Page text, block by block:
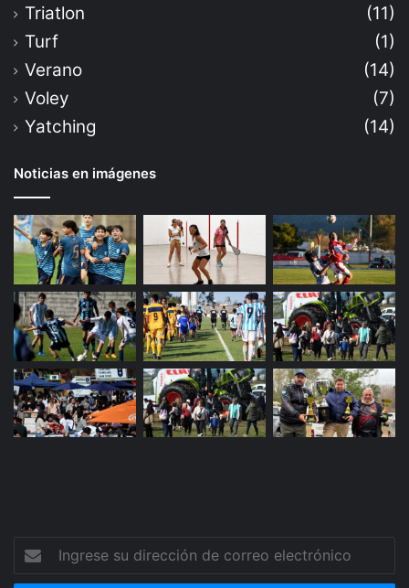
Triatlon
(11)
Turf
(1)
Verano
(14)
Voley
(7)
Yatching
(14)
Noticias en imágenes
Ingrese
su